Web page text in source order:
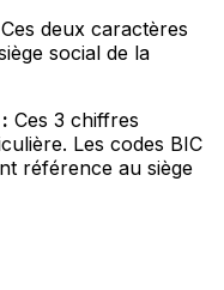
Ces deux caractères
social de la
Ces 3 chiffres
Les codes BIC
référence au siège